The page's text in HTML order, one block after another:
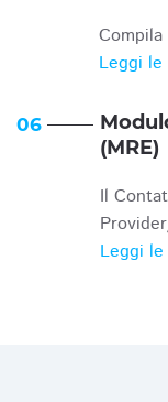
Leggi le
06
(MRE)
Il
Leggi